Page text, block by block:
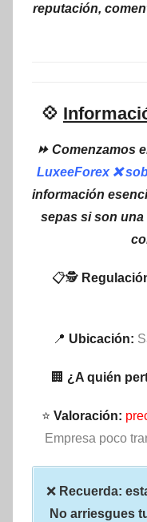
reputación,
💠
⏩ Comenzamos
LuxeeForex ❌
información
sepas si son
📋🕵
📍 Ubicación:
🏢 ¿A quién
⭐ Valoración:
Empresa poco
❌ Recuerda:
No arriesgues